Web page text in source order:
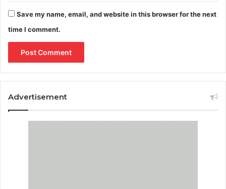
Save my name, email, and website in this browser for the next
time I comment.
Advertisement